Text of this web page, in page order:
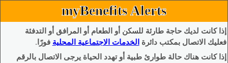
myBenefits Alerts
إذا كانت لديك حاجة طارئة للسكن أو الطعام أو المرافق أو التدفئة
فعليك الاتصال بمكتب دائرة الخدمات الاجتماعية المحلية فورًا.
إذا كانت هناك حالة طوارئ طبية أو تهدد الحياة يرجى الاتصال بالرقم